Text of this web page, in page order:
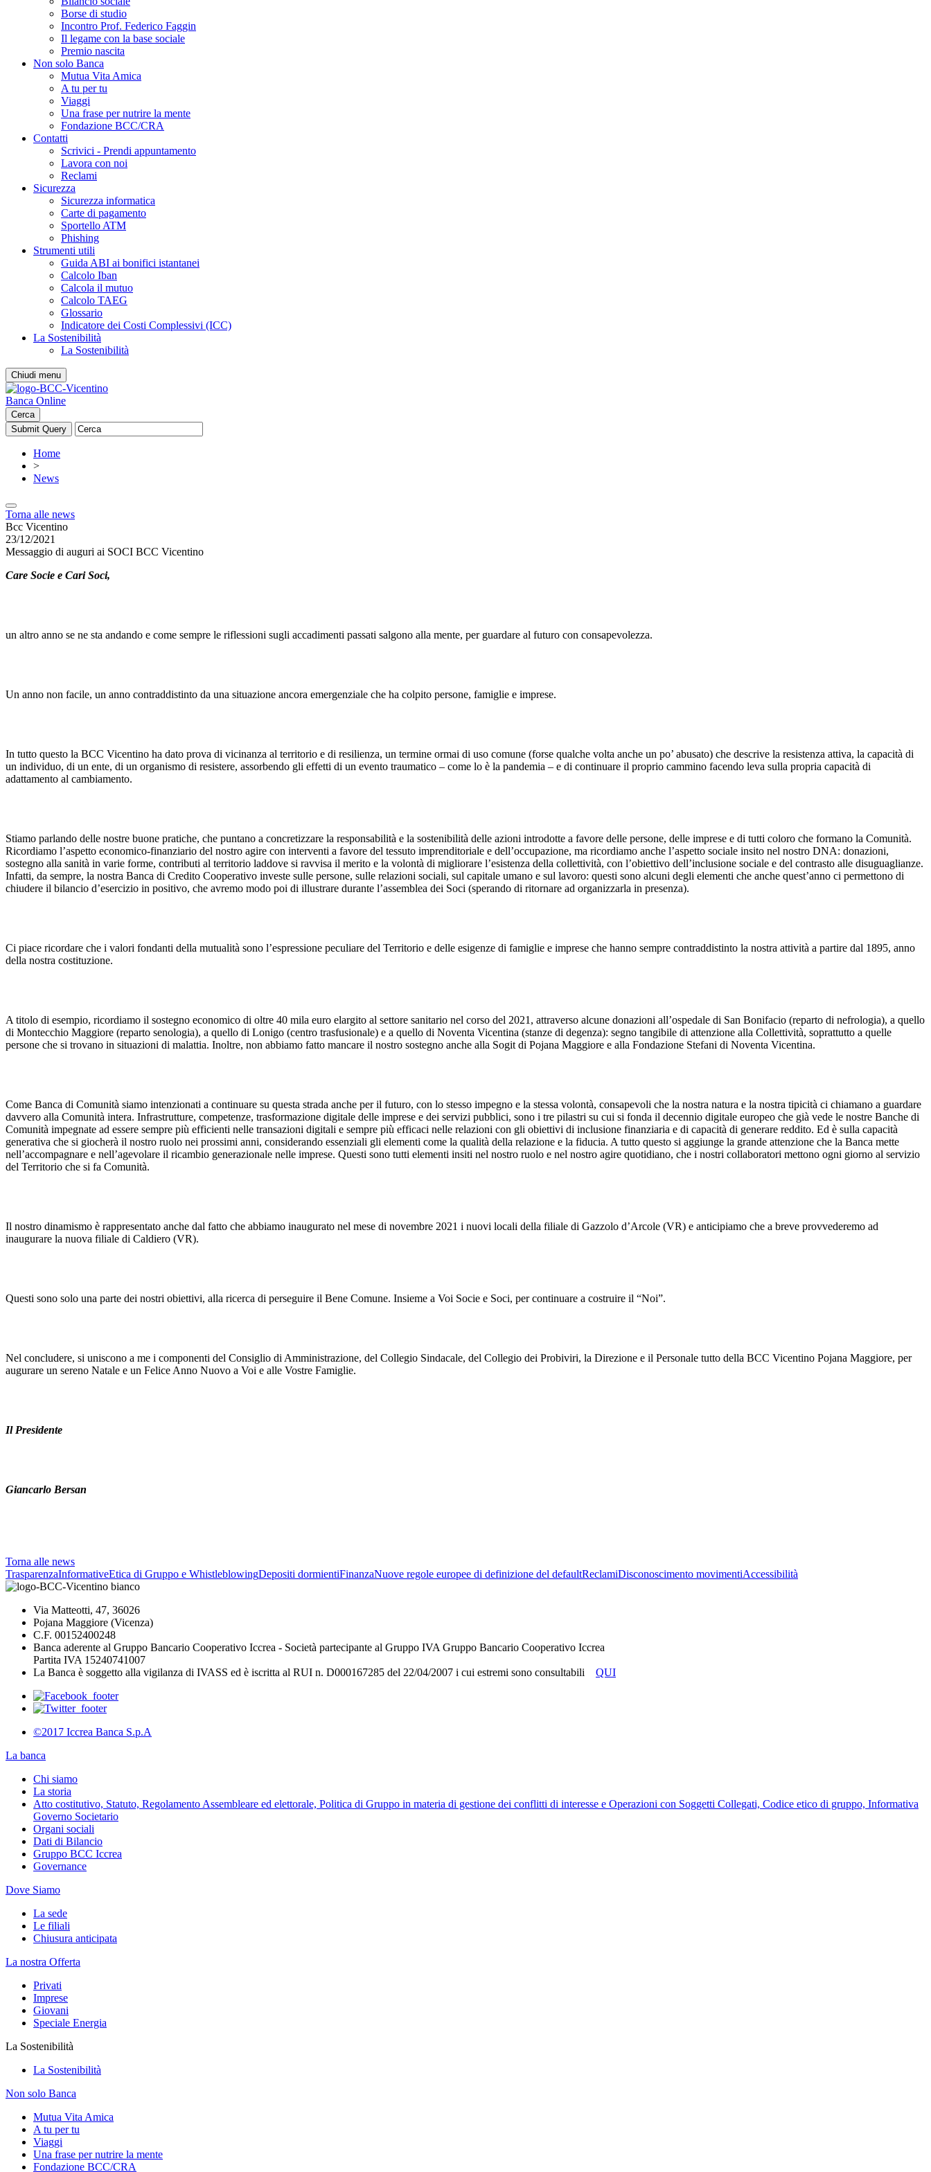
Borse di studio
Incontro Prof. Federico Faggin
Il legame con la base sociale
Premio nascita
Non solo Banca
Mutua Vita Amica
A tu per tu
Viaggi
Una frase per nutrire la mente
Fondazione BCC/CRA
Contatti
Scrivici - Prendi appuntamento
Lavora con noi
Reclami
Sicurezza
Sicurezza informatica
Carte di pagamento
Sportello ATM
Phishing
Strumenti utili
Guida ABI ai bonifici istantanei
Calcolo Iban
Calcola il mutuo
Calcolo TAEG
Glossario
Indicatore dei Costi Complessivi (ICC)
La Sostenibilità
La Sostenibilità
Chiudi menu
Banca Online
Cerca
Home
>
News
Torna alle news
Bcc Vicentino
23/12/2021
Messaggio di auguri ai SOCI BCC Vicentino
Care Socie e Cari Soci,
un altro anno se ne sta andando e come sempre le riflessioni sugli accadimenti passati salgono alla mente, per guardare al futuro con consapevolezza.
Un anno non facile, un anno contraddistinto da una situazione ancora emergenziale che ha colpito persone, famiglie e imprese.
In tutto questo la BCC Vicentino ha dato prova di vicinanza al territorio e di resilienza, un termine ormai di uso comune (forse qualche volta anche un po’ abusato) che descrive la resistenza attiva, la capacità di
un individuo, di un ente, di un organismo di resistere, assorbendo gli effetti di un evento traumatico – come lo è la pandemia – e di continuare il proprio cammino facendo leva sulla propria capacità di
adattamento al cambiamento.
Stiamo parlando delle nostre buone pratiche, che puntano a concretizzare la responsabilità e la sostenibilità delle azioni introdotte a favore delle persone, delle imprese e di tutti coloro che formano la Comunità.
Ricordiamo l’aspetto economico-finanziario del nostro agire con interventi a favore del tessuto imprenditoriale e dell’occupazione, ma ricordiamo anche l’aspetto sociale insito nel nostro DNA: donazioni,
sostegno alla sanità in varie forme, contributi al territorio laddove si ravvisa il merito e la volontà di migliorare l’esistenza della collettività, con l’obiettivo dell’inclusione sociale e del contrasto alle disuguaglianze.
Infatti, da sempre, la nostra Banca di Credito Cooperativo investe sulle persone, sulle relazioni sociali, sul capitale umano e sul lavoro: questi sono alcuni degli elementi che anche quest’anno ci permettono di
chiudere il bilancio d’esercizio in positivo, che avremo modo poi di illustrare durante l’assemblea dei Soci (sperando di ritornare ad organizzarla in presenza).
Ci piace ricordare che i valori fondanti della mutualità sono l’espressione peculiare del Territorio e delle esigenze di famiglie e imprese che hanno sempre contraddistinto la nostra attività a partire dal 1895, anno
della nostra costituzione.
A titolo di esempio, ricordiamo il sostegno economico di oltre 40 mila euro elargito al settore sanitario nel corso del 2021, attraverso alcune donazioni all’ospedale di San Bonifacio (reparto di nefrologia), a quello
di Montecchio Maggiore (reparto senologia), a quello di Lonigo (centro trasfusionale) e a quello di Noventa Vicentina (stanze di degenza): segno tangibile di attenzione alla Collettività, soprattutto a quelle
persone che si trovano in situazioni di malattia. Inoltre, non abbiamo fatto mancare il nostro sostegno anche alla Sogit di Pojana Maggiore e alla Fondazione Stefani di Noventa Vicentina.
Come Banca di Comunità siamo intenzionati a continuare su questa strada anche per il futuro, con lo stesso impegno e la stessa volontà, consapevoli che la nostra natura e la nostra tipicità ci chiamano a guardare
davvero alla Comunità intera. Infrastrutture, competenze, trasformazione digitale delle imprese e dei servizi pubblici, sono i tre pilastri su cui si fonda il decennio digitale europeo che già vede le nostre Banche di
Comunità impegnate ad essere sempre più efficienti nelle transazioni digitali e sempre più efficaci nelle relazioni con gli obiettivi di inclusione finanziaria e di capacità di generare reddito. Ed è sulla capacità
generativa che si giocherà il nostro ruolo nei prossimi anni, considerando essenziali gli elementi come la qualità della relazione e la fiducia. A tutto questo si aggiunge la grande attenzione che la Banca mette
nell’accompagnare e nell’agevolare il ricambio generazionale nelle imprese. Questi sono tutti elementi insiti nel nostro ruolo e nel nostro agire quotidiano, che i nostri collaboratori mettono ogni giorno al servizio
del Territorio che si fa Comunità.
Il nostro dinamismo è rappresentato anche dal fatto che abbiamo inaugurato nel mese di novembre 2021 i nuovi locali della filiale di Gazzolo d’Arcole (VR) e anticipiamo che a breve provvederemo ad
inaugurare la nuova filiale di Caldiero (VR).
Questi sono solo una parte dei nostri obiettivi, alla ricerca di perseguire il Bene Comune. Insieme a Voi Socie e Soci, per continuare a costruire il “Noi”.
Nel concludere, si uniscono a me i componenti del Consiglio di Amministrazione, del Collegio Sindacale, del Collegio dei Probiviri, la Direzione e il Personale tutto della BCC Vicentino Pojana Maggiore, per
augurare un sereno Natale e un Felice Anno Nuovo a Voi e alle Vostre Famiglie.
Il Presidente
Giancarlo Bersan
Torna alle news
TrasparenzaInformativeEtica di Gruppo e WhistleblowingDepositi dormientiFinanzaNuove regole europee di definizione del defaultReclamiDisconoscimento movimentiAccessibilità
Via Matteotti, 47, 36026
Pojana Maggiore (Vicenza)
C.F. 00152400248
Banca aderente al Gruppo Bancario Cooperativo Iccrea - Società partecipante al Gruppo IVA Gruppo Bancario Cooperativo Iccrea
Partita IVA 15240741007
La Banca è soggetto alla vigilanza di IVASS ed è iscritta al RUI n. D000167285 del 22/04/2007 i cui estremi sono consultabili QUI
©2017 Iccrea Banca S.p.A
La banca
Chi siamo
La storia
Atto costitutivo, Statuto, Regolamento Assembleare ed elettorale, Politica di Gruppo in materia di gestione dei conflitti di interesse e Operazioni con Soggetti Collegati, Codice etico di gruppo, Informativa
Governo Societario
Organi sociali
Dati di Bilancio
Gruppo BCC Iccrea
Governance
Dove Siamo
La sede
Le filiali
Chiusura anticipata
La nostra Offerta
Privati
Imprese
Giovani
Speciale Energia
La Sostenibilità
La Sostenibilità
Non solo Banca
Mutua Vita Amica
A tu per tu
Viaggi
Una frase per nutrire la mente
Fondazione BCC/CRA